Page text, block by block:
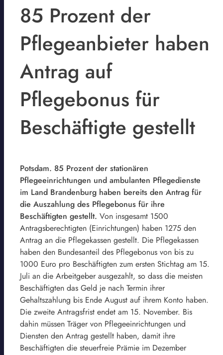
85 Prozent der
Pflegeanbieter haben
Antrag auf
Pflegebonus für
Beschäftigte gestellt
Potsdam. 85 Prozent der stationären
Pflegeeinrichtungen und ambulanten Pflegedienste
im Land Brandenburg haben bereits den Antrag für
die Auszahlung des Pflegebonus für ihre
Beschäftigten gestellt. Von insgesamt 1500
Antragsberechtigten (Einrichtungen) haben 1275 den
Antrag an die Pflegekassen gestellt. Die Pflegekassen
haben den Bundesanteil des Pflegebonus von bis zu
1000 Euro pro Beschäftigten zum ersten Stichtag am 15.
Juli an die Arbeitgeber ausgezahlt, so dass die meisten
Beschäftigten das Geld je nach Termin ihrer
Gehaltszahlung bis Ende August auf ihrem Konto haben.
Die zweite Antragsfrist endet am 15. November. Bis
dahin müssen Träger von Pflegeeinrichtungen und
Diensten den Antrag gestellt haben, damit ihre
Beschäftigten die steuerfreie Prämie im Dezember